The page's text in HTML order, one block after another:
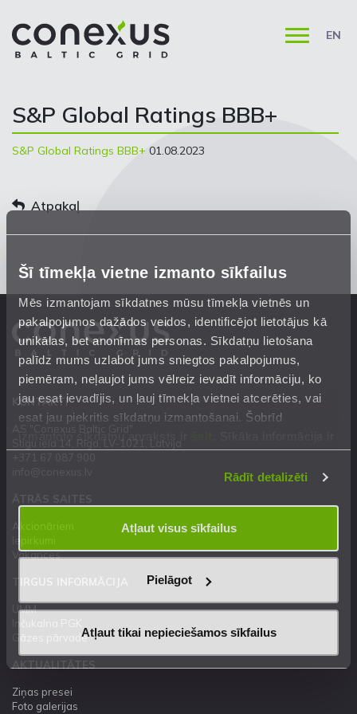
Šī tīmekļa vietne izmanto sīkfailus
Mēs izmantojam sīkdatnes mūsu tīmekļa vietnēs un
pakalpojumos dažādos veidos, identificējot lietotājus kā
unikālas, bet anonīmas personas. Sīkdatņu lietošana
palīdz mums uzlabot jums sniegtos pakalpojumus,
piemēram, neļaujot jums vēlreiz ievadīt informāciju, ko
jau esat ievadījis, un ļauj tīmekļa vietnei atcerēties, vai
esat jau piekritis sīkdatņu izmantošanai. Šobrīd
izmantoto sīkdatņu apraksts ir
mūsuPrivātuma atrunā.
Rādīt detalizēti
Atļaut visus sīkfailus
Pielāgot
Atļaut tikai nepieciešamos sīkfailus
EN
S&P Global Ratings BBB+
S&P Global Ratings BBB+ 01.08.2023
Atpakaļ
KONTAKTI
AS "Conexus Baltic Grid"
Stigu iela 14, Rīga, LV-1021, Latvija
Vakances
UMM
Gāzes pārvade
Ziņas presei
Foto galerijas